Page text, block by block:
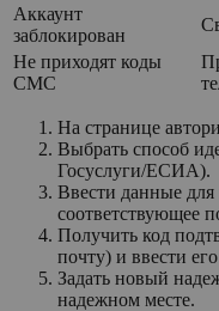
Аккаунт
заблокирован
Не приходят коды
СМС
На странице
Выбрать способ
Госуслуги/ЕСИА).
Ввести данные
соответствующее
Получить код
почту) и ввести
Задать новый
надежном месте.